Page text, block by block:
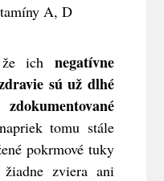
A, D
ich negatívne
sú už dlhé
tomu stále
pokrmové tuky
žiadne zviera ani